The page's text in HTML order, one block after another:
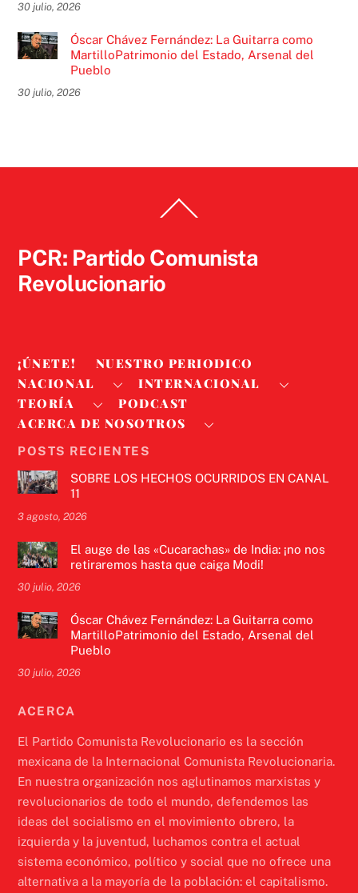
30 julio, 2026
Óscar Chávez Fernández: La Guitarra como
MartilloPatrimonio del Estado, Arsenal del
Pueblo
30 julio, 2026
To
PCR: Partido Comunista
Revolucionario
¡ÚNETE!
NUESTRO PERIODICO
NACIONAL
INTERNACIONAL
TEORÍA
PODCAST
ACERCA DE NOSOTROS
POSTS RECIENTES
SOBRE LOS HECHOS OCURRIDOS EN CANAL
11
3 agosto, 2026
El auge de las «Cucarachas» de India: ¡no nos
retiraremos hasta que caiga Modi!
30 julio, 2026
Óscar Chávez Fernández: La Guitarra como
MartilloPatrimonio del Estado, Arsenal del
Pueblo
30 julio, 2026
ACERCA
El Partido Comunista Revolucionario es la sección
mexicana de la Internacional Comunista Revolucionaria.
En nuestra organización nos aglutinamos marxistas y
revolucionarios de todo el mundo, defendemos las
ideas del socialismo en el movimiento obrero, la
izquierda y la juventud, luchamos contra el actual
sistema económico, político y social que no ofrece una
alternativa a la mayoría de la población: el capitalismo.